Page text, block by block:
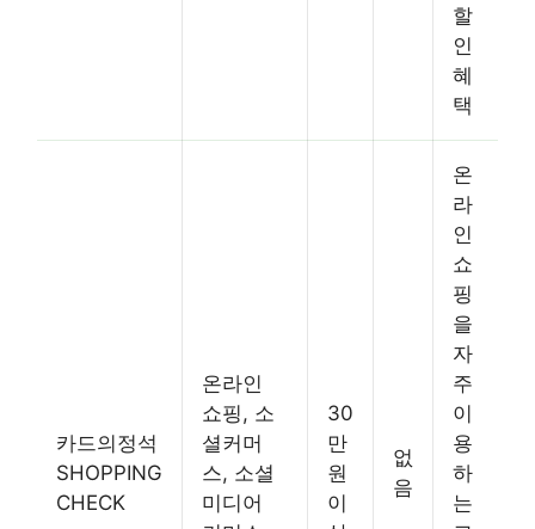
할
인
혜
택
카드의정석
SHOPPING
CHECK
온라인
쇼핑, 소
셜커머
스, 소셜
미디어
30
만
원
이
없
음
온
라
인
쇼
핑
을
자
주
이
용
하
는